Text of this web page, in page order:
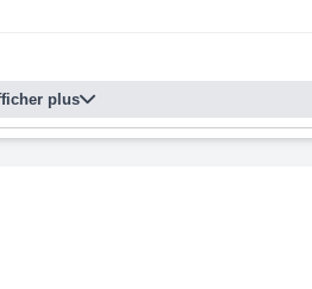
luxueuse et
contribuant à un environnement
sa gentillesse, son attention et
qui comprend des personnes
une gamme de soins de
Les espaces de piscine du
bien entretenus et offrant de
plus